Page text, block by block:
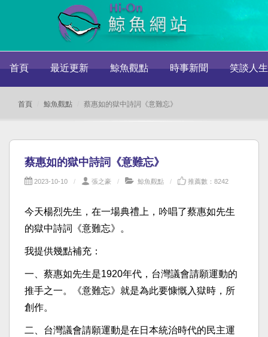
首頁 最近更新 鯨魚觀點 時事新聞 笑談人生
首頁 鯨魚觀點 蔡惠如的獄中詩詞《意難忘》
蔡惠如的獄中詩詞《意難忘》
2023-10-10 張之豪 鯨魚觀點 推薦數：8242
今天楊烈先生，在一場典禮上，吟唱了蔡惠如先生
的獄中詩詞《意難忘》。
我提供幾點補充：
一、蔡惠如先生是1920年代，台灣議會請願運動的
推手之一。《意難忘》就是為此要慷慨入獄時，所
創作。
二、台灣議會請願運動是在日本統治時代的民主運